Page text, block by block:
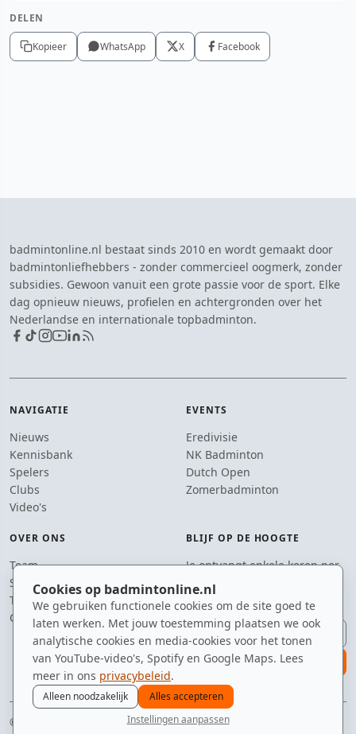
Cookies op badmintonline.nl
We gebruiken functionele cookies om de site goed te
laten werken. Met jouw toestemming plaatsen we ook
analytische cookies en media-cookies voor het tonen
van YouTube-video's, Spotify en Google Maps. Lees
meer in ons privacybeleid.
Alleen noodzakelijk
Alles accepteren
Instellingen aanpassen
DELEN
Kopieer WhatsApp X Facebook
badmintonline.nl bestaat sinds 2010 en wordt gemaakt door
badmintonliefhebbers - zonder commercieel oogmerk, zonder
subsidies. Gewoon vanuit een grote passie voor de sport. Elke
dag opnieuw nieuws, profielen en achtergronden over het
Nederlandse en internationale topbadminton.
NAVIGATIE
Nieuws
Kennisbank
Spelers
Clubs
Video's
EVENTS
Eredivisie
NK Badminton
Dutch Open
Zomerbadminton
OVER ONS
Team
Supporters
Tip de redactie
Contact
BLIJF OP DE HOOGTE
Je ontvangt enkele keren per
jaar een e-mail met het
laatste badmintonnieuws.
E-mailadres
aanmelden
© 2010–2026 badmintonline.nl · geen excuses, gewoon badminton
spelers ranglijst zomer